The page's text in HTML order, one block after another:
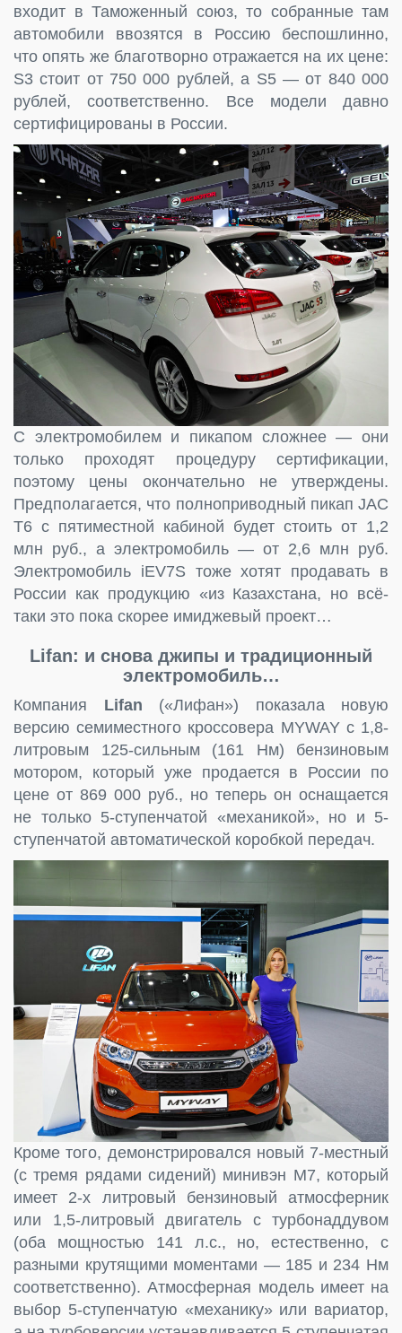
входит в Таможенный союз, то собранные там
автомобили ввозятся в Россию беспошлинно,
что опять же благотворно отражается на их цене:
S3 стоит от 750 000 рублей, а S5 — от 840 000
рублей, соответственно. Все модели давно
сертифицированы в России.
С электромобилем и пикапом сложнее — они
только проходят процедуру сертификации,
поэтому цены окончательно не утверждены.
Предполагается, что полноприводный пикап JAC
T6 с пятиместной кабиной будет стоить от 1,2
млн руб., а электромобиль — от 2,6 млн руб.
Электромобиль iEV7S тоже хотят продавать в
России как продукцию «из Казахстана, но всё-
таки это пока скорее имиджевый проект…
Lifan: и снова джипы и традиционный
электромобиль…
Компания Lifan («Лифан») показала новую
версию семиместного кроссовера MYWAY с 1,8-
литровым 125-сильным (161 Нм) бензиновым
мотором, который уже продается в России по
цене от 869 000 руб., но теперь он оснащается
не только 5-ступенчатой «механикой», но и 5-
ступенчатой автоматической коробкой передач.
Кроме того, демонстрировался новый 7-местный
(с тремя рядами сидений) минивэн М7, который
имеет 2-х литровый бензиновый атмосферник
или 1,5-литровый двигатель с турбонаддувом
(оба мощностью 141 л.с., но, естественно, с
разными крутящими моментами — 185 и 234 Нм
соответственно). Атмосферная модель имеет на
выбор 5-ступенчатую «механику» или вариатор,